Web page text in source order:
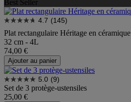
Best Seller
4.7 (145)
Plat rectangulaire Héritage en céramique
32 cm - 4L
74,00 €
Ajouter au panier
5.0 (9)
Set de 3 protège-ustensiles
25,00 €